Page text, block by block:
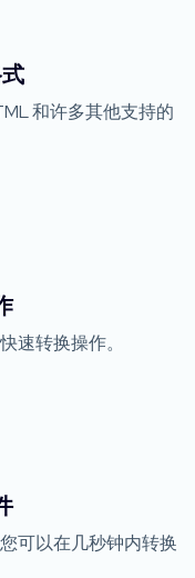
和许多其他支持的
速转换操作。
可以在几秒钟内转换